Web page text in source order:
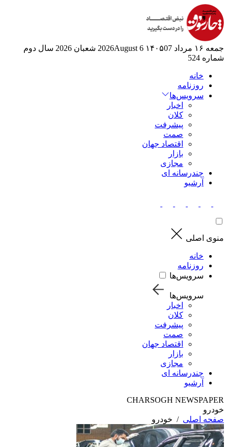
جمعه ۱۶ مرداد ۱۴۰۵ 07 2026August 6 شعبان 2026
سال دوم
شماره 524
خانه
روزنامه
سرویس‌ها
اخبار
کلان
پیشرفت
صمت
اقتصاد جهان
بازار
مجازی
چندرسانه ای
آرشیو
منوی اصلی
خانه
روزنامه
سرویس‌ها
سرویس‌ها
اخبار
کلان
پیشرفت
صمت
اقتصاد جهان
بازار
مجازی
چندرسانه ای
آرشیو
CHARSOGH NEWSPAPER
خودرو
صفحه اصلی / خودرو